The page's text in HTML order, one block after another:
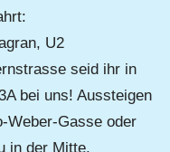
U2
seid ihr in
bei uns! Aussteigen
Gasse oder
in der Mitte.